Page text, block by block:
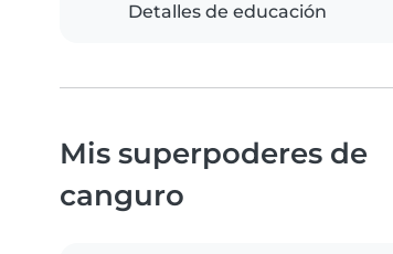
Detalles de educación
Mis superpoderes de
canguro